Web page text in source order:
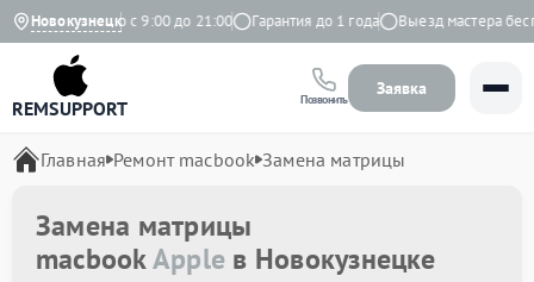
Новокузнецк
Ежедневно с 9:00 до 21:00 Гарантия до 1 года Выезд мастера
REMSUPPORT Позвонить
Заявка
Главная Ремонт macbook Замена матрицы
Замена матрицы
macbookApple в Новокузнецке